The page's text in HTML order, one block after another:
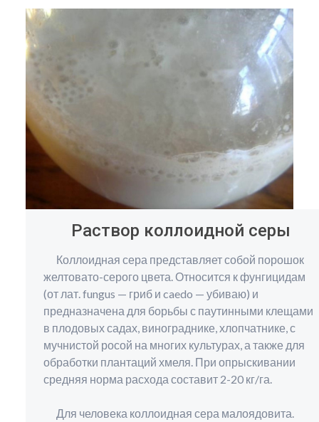
Раствор коллоидной серы
Коллоидная сера представляет собой порошок
желтовато-серого цвета. Относится к фунгицидам
(от лат. fungus — гриб и caedo — убиваю) и
предназначена для борьбы с паутинными клещами
в плодовых садах, винограднике, хлопчатнике, с
мучнистой росой на многих культурах, а также для
обработки плантаций хмеля. При опрыскивании
средняя норма расхода составит 2-20 кг/га.
Для человека коллоидная сера малоядовита.